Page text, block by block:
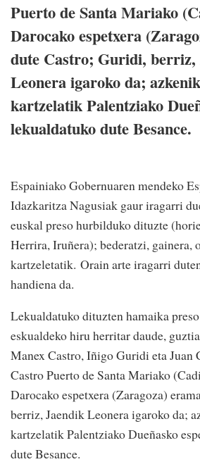
Puerto de Santa Mariako
Darocako espetxera
dute Castro; Guridi, berriz,
Leonera igaroko da;
kartzelatik Palentziako
lekualdatuko dute Besance.
Espainiako Gobernuaren mendeko
Idazkaritza Nagusiak gaur iragarri
euskal preso hurbilduko dituzte
Herrira, Iruñera); bederatzi, gainera,
kartzeletatik. Orain arte iragarri
handiena da.
Lekualdatuko dituzten hamaika
eskualdeko hiru herritar daude,
Manex Castro, Iñigo Guridi eta Juan
Castro Puerto de Santa Mariako
Darocako espetxera (Zaragoza)
berriz, Jaendik Leonera igaroko da;
kartzelatik Palentziako Dueñasko
dute Besance.